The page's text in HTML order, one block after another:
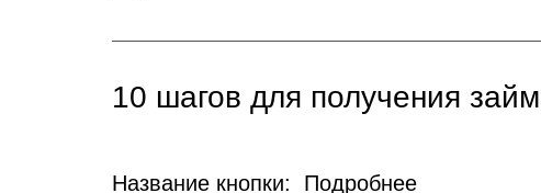
10 шагов для получения
Название кнопки: Подробнее